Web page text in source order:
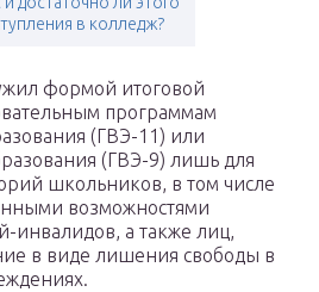
в колледж?
формой итоговой
программам
(ГВЭ-11) или
(ГВЭ-9) лишь для
школьников, в том числе
возможностями
инвалидов, а также лиц,
в виде лишения свободы в